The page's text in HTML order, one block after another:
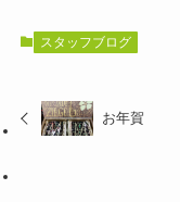
スタッフブログ
お年賀